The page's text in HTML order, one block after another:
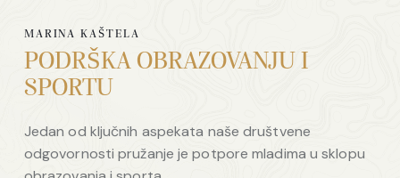
MARINA KAŠTELA
PODRŠKA OBRAZOVANJU I
SPORTU
Jedan od ključnih aspekata naše društvene
odgovornosti pružanje je potpore mladima u sklopu